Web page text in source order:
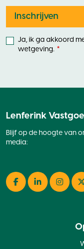
blank
Inschrijven
Ja, ik ga akkoord
wetgeving.
Lenferink
Blijf op de hoogte van
media:
Facebook
LinkedIn